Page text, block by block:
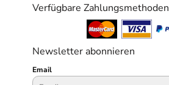
Verfügbare Zahlungsmethoden
Newsletter abonnieren
Email